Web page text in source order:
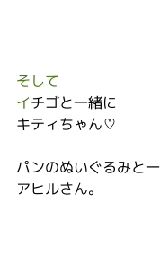
そして
イチゴと一緒に
キティちゃん♡
パンのぬいぐるみと
アヒルさん。